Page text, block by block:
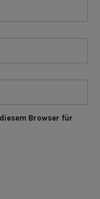
Browser für